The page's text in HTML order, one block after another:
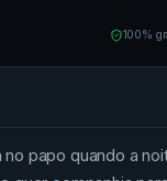
100%
papo quando a